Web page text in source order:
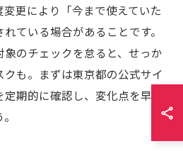
更により「今まで使えていた
ている場合があることです。
のチェックを怠ると、せっか
クも。まずは東京都の公式サイ
期的に確認し、変化点を早め